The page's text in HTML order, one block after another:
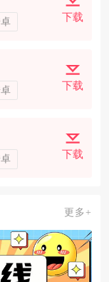
下载
下载
下载
更多+